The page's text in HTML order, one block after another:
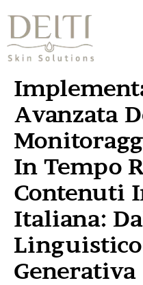
Avanzata
In Tempo
Contenuti
Italiana:
Generativa